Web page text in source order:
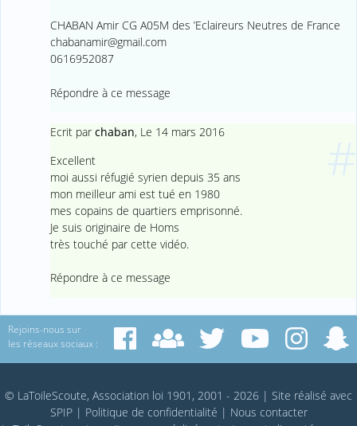
CHABAN Amir CG A05M des ’Eclaireurs Neutres de France
chabanamir@gmail.com
0616952087
Répondre à ce message
Ecrit par chaban, Le 14 mars 2016
Excellent
moi aussi réfugié syrien depuis 35 ans
mon meilleur ami est tué en 1980
mes copains de quartiers emprisonné.
Je suis originaire de Homs
très touché par cette vidéo.
Répondre à ce message
Rejoins-nous sur
les réseaux sociaux :
© LaToileScoute, Association loi 1901, 2001 - 2026 | Site réalisé avec
SPIP| Politique de confidentialité | Nous contacter